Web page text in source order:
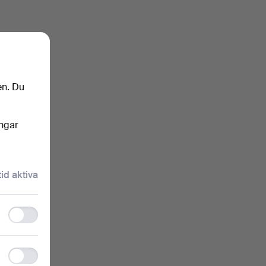
Du
aktiva
Functionality
storage
Statistics